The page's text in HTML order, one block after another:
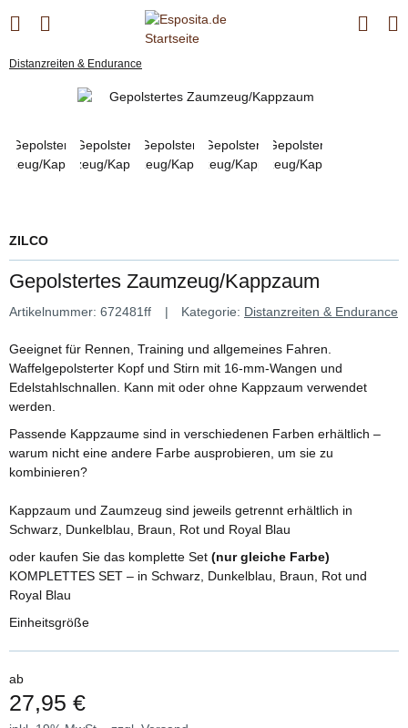
Distanzreiten & Endurance
ZILCO
Gepolstertes Zaumzeug/Kappzaum
Artikelnummer: 672481ff Kategorie: Distanzreiten & Endurance
Geeignet für Rennen, Training und allgemeines Fahren.
Waffelgepolsterter Kopf und Stirn mit 16-mm-Wangen und
Edelstahlschnallen. Kann mit oder ohne Kappzaum verwendet
werden.
Passende Kappzaume sind in verschiedenen Farben erhältlich –
warum nicht eine andere Farbe ausprobieren, um sie zu
kombinieren?
Kappzaum und Zaumzeug sind jeweils getrennt erhältlich in
Schwarz, Dunkelblau, Braun, Rot und Royal Blau
oder kaufen Sie das komplette Set (nur gleiche Farbe)
KOMPLETTES SET – in Schwarz, Dunkelblau, Braun, Rot und
Royal Blau
Einheitsgröße
ab
27,95 €